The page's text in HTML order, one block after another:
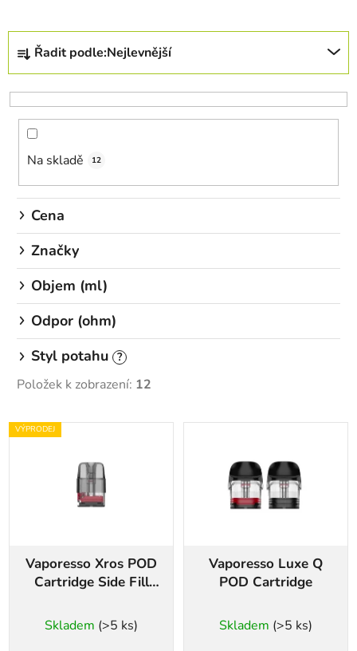
Ř
z
e
o
d
k
ů
Řadit podle:Nejlevnější
Na skladě 12
Cena
Značky
Objem (ml)
Odpor (ohm)
Styl potahu ?
Položek k zobrazení: 12
V
ý
VÝPRODEJ
Vaporesso Xros POD
Cartridge Side Fill
Skladem (>5 ks)
Vaporesso Luxe Q
POD Cartridge
Skladem (>5 ks)